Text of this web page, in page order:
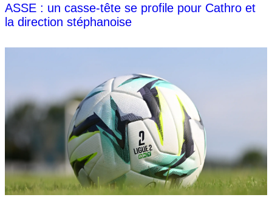
ASSE : un casse-tête se profile pour Cathro et
la direction stéphanoise